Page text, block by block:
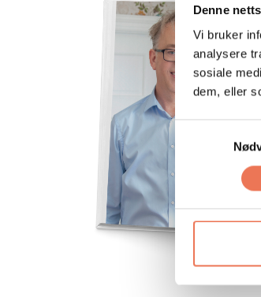
Denne
Vi bruker
analysere
sosiale
dem, eller